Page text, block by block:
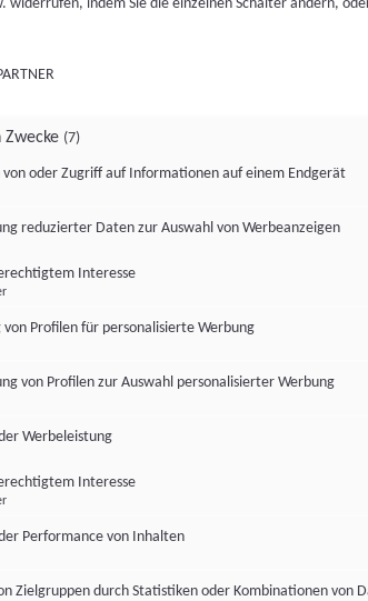
(7)
von oder Zugriff auf Informationen auf einem Endgerät
reduzierter Daten zur Auswahl von Werbeanzeigen
Interesse
von Profilen für personalisierte Werbung
von Profilen zur Auswahl personalisierter Werbung
Werbeleistung
Interesse
Performance von Inhalten
Zielgruppen durch Statistiken oder Kombinationen von